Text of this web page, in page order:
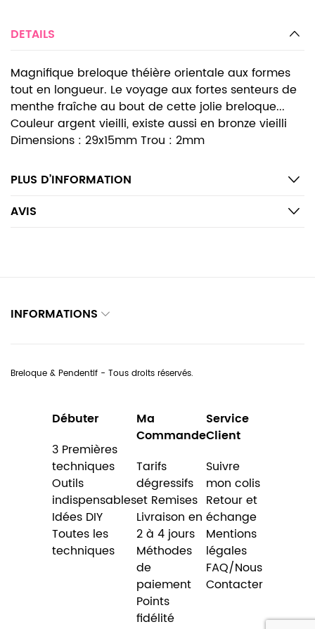
DETAILS
Magnifique breloque théière orientale aux formes
tout en longueur. Le voyage aux fortes senteurs de
menthe fraîche au bout de cette jolie breloque...
Couleur argent vieilli, existe aussi en bronze vieilli
Dimensions : 29x15mm Trou : 2mm
PLUS D’INFORMATION
AVIS
INFORMATIONS
Breloque & Pendentif - Tous droits réservés.
Débuter
3 Premières
techniques
Outils
indispensables
Idées DIY
Toutes les
techniques
Ma
Commande
Tarifs
dégressifs
et Remises
Livraison en
2 à 4 jours
Méthodes
de
paiement
Points
fidélité
Service
Client
Suivre
mon colis
Retour et
échange
Mentions
légales
FAQ/Nous
Contacter